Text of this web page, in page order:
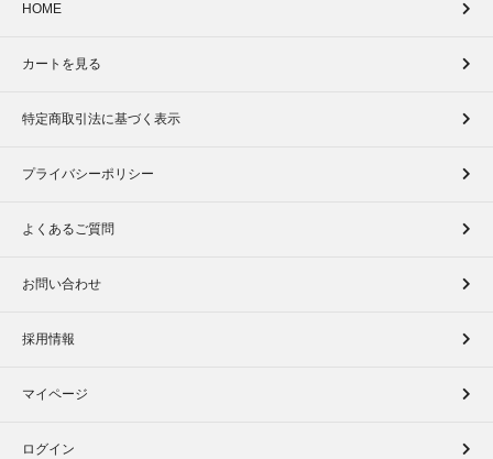
HOME
カートを見る
特定商取引法に基づく表示
プライバシーポリシー
よくあるご質問
お問い合わせ
採用情報
マイページ
ログイン